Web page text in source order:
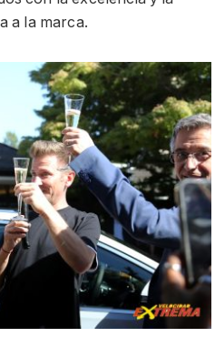
a la marca.